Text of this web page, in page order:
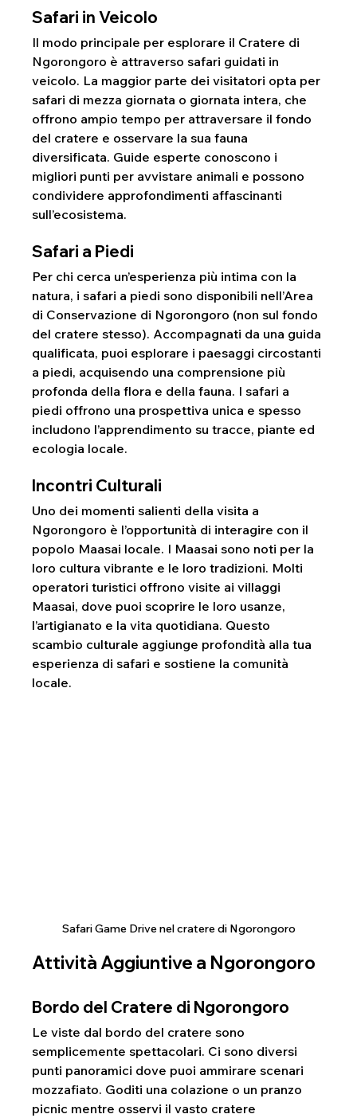
Safari in Veicolo
Il modo principale per esplorare il Cratere di
Ngorongoro è attraverso safari guidati in
veicolo. La maggior parte dei visitatori opta per
safari di mezza giornata o giornata intera, che
offrono ampio tempo per attraversare il fondo
del cratere e osservare la sua fauna
diversificata. Guide esperte conoscono i
migliori punti per avvistare animali e possono
condividere approfondimenti affascinanti
sull’ecosistema.
Safari a Piedi
Per chi cerca un’esperienza più intima con la
natura, i safari a piedi sono disponibili nell’Area
di Conservazione di Ngorongoro (non sul fondo
del cratere stesso). Accompagnati da una guida
qualificata, puoi esplorare i paesaggi circostanti
a piedi, acquisendo una comprensione più
profonda della flora e della fauna. I safari a
piedi offrono una prospettiva unica e spesso
includono l’apprendimento su tracce, piante ed
ecologia locale.
Incontri Culturali
Uno dei momenti salienti della visita a
Ngorongoro è l’opportunità di interagire con il
popolo Maasai locale. I Maasai sono noti per la
loro cultura vibrante e le loro tradizioni. Molti
operatori turistici offrono visite ai villaggi
Maasai, dove puoi scoprire le loro usanze,
l’artigianato e la vita quotidiana. Questo
scambio culturale aggiunge profondità alla tua
esperienza di safari e sostiene la comunità
locale.
Safari Game Drive nel cratere di Ngorongoro
Attività Aggiuntive a Ngorongoro
Bordo del Cratere di Ngorongoro
Le viste dal bordo del cratere sono
semplicemente spettacolari. Ci sono diversi
punti panoramici dove puoi ammirare scenari
mozzafiato. Goditi una colazione o un pranzo
picnic mentre osservi il vasto cratere